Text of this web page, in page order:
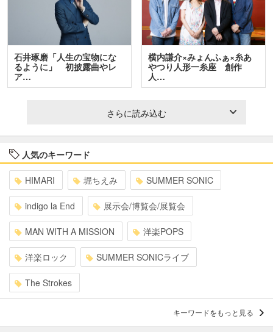
石井琢磨「人生の宝物にな
るように」 初披露曲やレ
ア…
横内謙介×みょんふぁ×糸あ
やつり人形一糸座 創作
人…
さらに読み込む
人気のキーワード
HIMARI 堀ちえみ SUMMER SONIC
indigo la End 展示会/博覧会/展覧会
MAN WITH A MISSION 洋楽POPS
洋楽ロック SUMMER SONICライブ
The Strokes
キーワードをもっと見る